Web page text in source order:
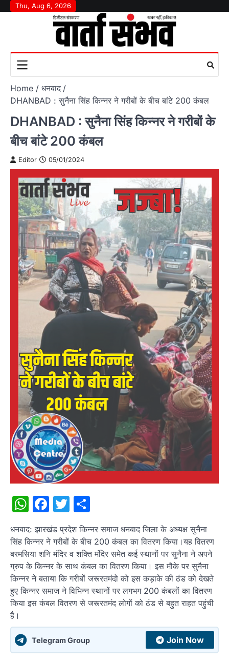
SkipThu, Aug 6, 2026
Home
धनबाद
DHANBAD : सुनैना सिंह किन्नर ने गरीबों के बीच बांटे 200 कंबल
DHANBAD : सुनैना सिंह किन्नर ने गरीबों के
बीच बांटे 200 कंबल
Editor 05/01/2024
WhatsApp
Facebook
Twitter
धनबाद: झारखंड प्रदेश किन्नर समाज धनबाद जिला के अध्यक्ष सुनैना
सिंह किन्नर ने गरीबों के बीच 200 कंबल का वितरण किया।यह वितरण
बरमसिया शनि मंदिर व शक्ति मंदिर समेत कई स्थानों पर सुनैना ने अपने
ग्रुप के किन्नर के साथ कंबल का वितरण किया। इस मौके पर सुनैना
किन्नर ने बताया कि गरीबों जरूरतमंदो को इस कड़ाके की ठंड को देखते
हुए किन्नर समाज ने विभिन्न स्थानों पर लगभग 200 कंबलों का वितरण
किया इस कंबल वितरण से जरूरतमंद लोगों को ठंड से बहुत राहत पहुंची
है।
Telegram Group Join Now